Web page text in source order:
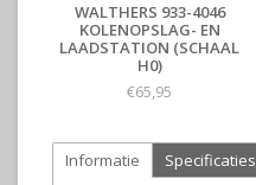
WALTHERS 933-4046
KOLENOPSLAG- EN
LAADSTATION (SCHAAL
H0)
€65,95
Informatie Specificaties